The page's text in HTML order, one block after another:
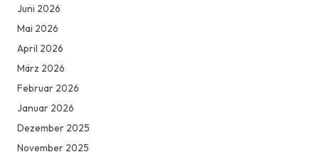
Juni 2026
Mai 2026
April 2026
März 2026
Februar 2026
Januar 2026
Dezember 2025
November 2025